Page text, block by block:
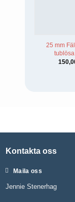
25 mm
Kontakta oss
Maila oss
Jennie Stenerhag